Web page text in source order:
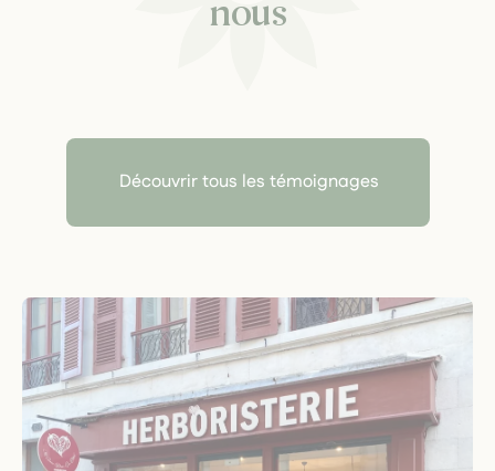
nous
Découvrir tous les témoignages